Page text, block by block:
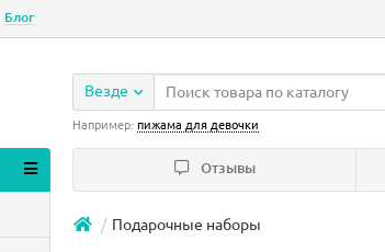
Блог
Везде
Например: пижама для девочки
Отзывы
Подарочные наборы